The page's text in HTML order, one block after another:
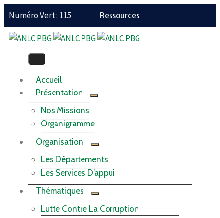
Numéro Vert : 115 Ressources
Accueil
Présentation
Nos Missions
Organigramme
Organisation
Les Départements
Les Services D’appui
Thématiques
Lutte Contre La Corruption